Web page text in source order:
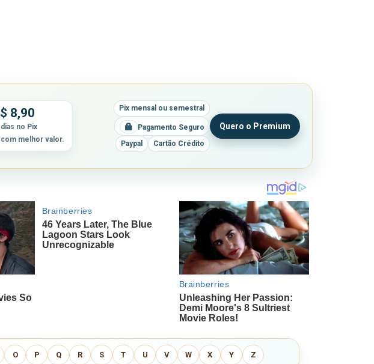
8,90
no Pix
melhor valor.
Pix mensal ou semestral
Pagamento Seguro
Paypal
Cartão Crédito
Quero o Premium
O P Q R S T U V W X Y Z